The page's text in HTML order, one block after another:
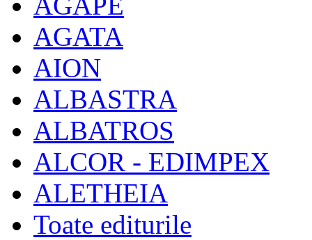
AGATA
AION
ALBASTRA
ALBATROS
ALCOR - EDIMPEX
ALETHEIA
Toate editurile